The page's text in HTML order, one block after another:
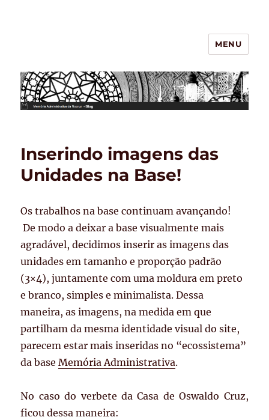
BLOG – Memória Administrativa
da Fiocruz
MENU
Inserindo imagens das
Unidades na Base!
Os trabalhos na base continuam avançando!
De modo a deixar a base visualmente mais
agradável, decidimos inserir as imagens das
unidades em tamanho e proporção padrão
(3×4), juntamente com uma moldura em preto
e branco, simples e minimalista. Dessa
maneira, as imagens, na medida em que
partilham da mesma identidade visual do site,
parecem estar mais inseridas no “ecossistema”
da baseMemória Administrativa.
No caso do verbete da Casa de Oswaldo Cruz,
ficou dessa maneira: